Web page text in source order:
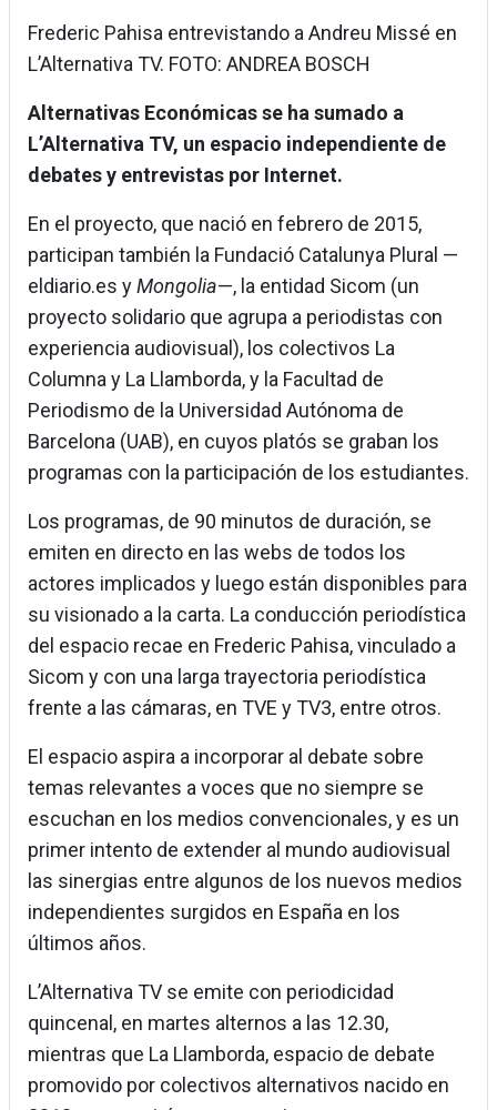
Frederic Pahisa entrevistando a Andreu Missé en
L’Alternativa TV. FOTO: ANDREA BOSCH
Alternativas Económicas se ha sumado a
L’Alternativa TV, un espacio independiente de
debates y entrevistas por Internet.
En el proyecto, que nació en febrero de 2015,
participan también la Fundació Catalunya Plural —
eldiario.es yMongolia—, la entidad Sicom (un
proyecto solidario que agrupa a periodistas con
experiencia audiovisual), los colectivos La
Columna y La Llamborda, y la Facultad de
Periodismo de la Universidad Autónoma de
Barcelona (UAB), en cuyos platós se graban los
programas con la participación de los estudiantes.
Los programas, de 90 minutos de duración, se
emiten en directo en las webs de todos los
actores implicados y luego están disponibles para
su visionado a la carta. La conducción periodística
del espacio recae en Frederic Pahisa, vinculado a
Sicom y con una larga trayectoria periodística
frente a las cámaras, en TVE y TV3, entre otros.
El espacio aspira a incorporar al debate sobre
temas relevantes a voces que no siempre se
escuchan en los medios convencionales, y es un
primer intento de extender al mundo audiovisual
las sinergias entre algunos de los nuevos medios
independientes surgidos en España en los
últimos años.
L’Alternativa TV se emite con periodicidad
quincenal, en martes alternos a las 12.30,
mientras que La Llamborda, espacio de debate
promovido por colectivos alternativos nacido en